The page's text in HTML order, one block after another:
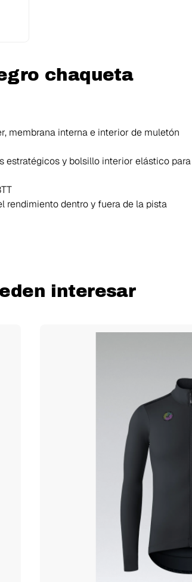
chaqueta
membrana interna e interior de muletón
estratégicos y bolsillo interior elástico para
rendimiento dentro y fuera de la pista
interesar